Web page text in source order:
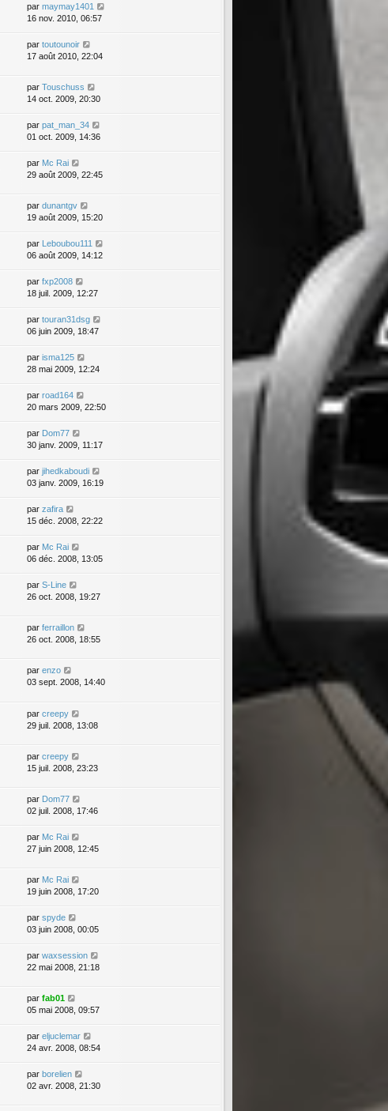
par maymay1401
16 nov. 2010, 06:57
par toutounoir
17 août 2010, 22:04
par Touschuss
14 oct. 2009, 20:30
par pat_man_34
01 oct. 2009, 14:36
par Mc Rai
29 août 2009, 22:45
par dunantgv
19 août 2009, 15:20
par
Leboubou111
06 août 2009, 14:12
par fxp2008
18 juil. 2009, 12:27
par touran31dsg
06 juin 2009, 18:47
par isma125
28 mai 2009, 12:24
par road164
20 mars 2009, 22:50
par Dom77
30 janv. 2009, 11:17
par jihedkaboudi
03 janv. 2009, 16:19
par zafira
15 déc. 2008, 22:22
par Mc Rai
06 déc. 2008, 13:05
par S-Line
26 oct. 2008, 19:27
par ferraillon
26 oct. 2008, 18:55
par enzo
03 sept. 2008, 14:40
par creepy
29 juil. 2008, 13:08
par creepy
15 juil. 2008, 23:23
par Dom77
02 juil. 2008, 17:46
par Mc Rai
27 juin 2008, 12:45
par Mc Rai
19 juin 2008, 17:20
par spyde
03 juin 2008, 00:05
par waxsession
22 mai 2008, 21:18
par fab01
05 mai 2008, 09:57
par eljuclemar
24 avr. 2008, 08:54
par borelien
02 avr. 2008, 21:30